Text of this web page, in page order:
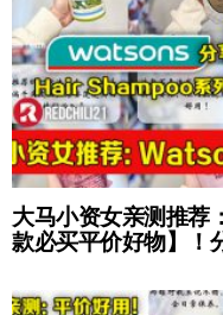
大马小资女亲测推
款必买平价好物】！